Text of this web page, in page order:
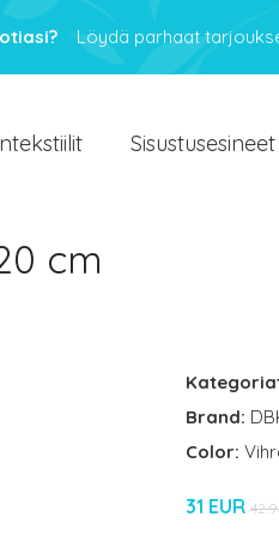
Löydä parhaat
Sisustusesineet
cm
Brand:
Color:
31 EUR